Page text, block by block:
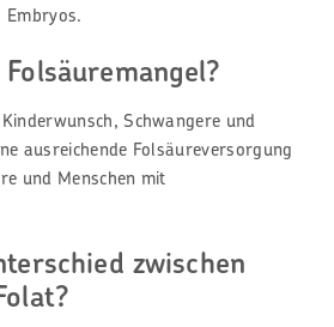
Schwangere und
ausreichende Folsäureversorgung
und Menschen mit
zwischen